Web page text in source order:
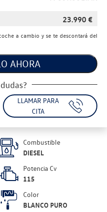
23.990 €
a cambio y se te descontará del
AHORA
LLAMAR PARA
CITA
Combustible
DIESEL
Potencia Cv
115
Color
BLANCO PURO